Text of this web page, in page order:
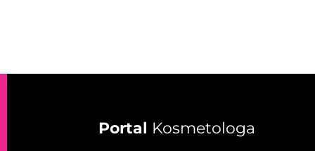
Portal Kosmetologa